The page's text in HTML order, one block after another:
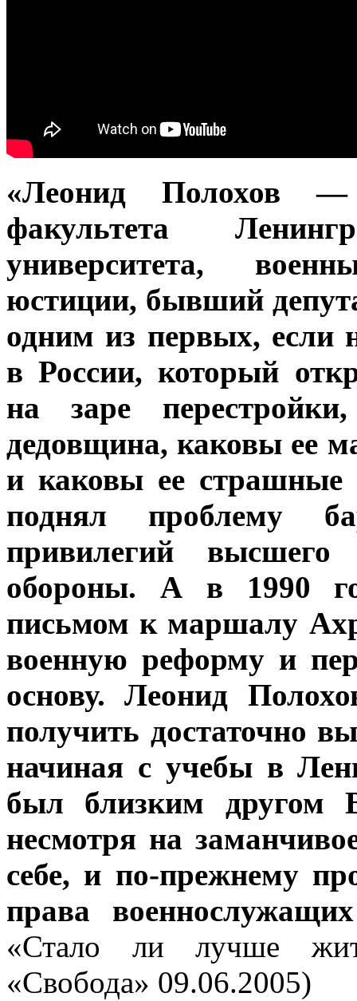
«Леонид Полохов —
факультета
университета,
юстиции, бывший
одним из первых, если
в России, который
на заре
дедовщина, каковы ее
и каковы ее страшные
поднял проблему
привилегий высшего
обороны. А в 1990
письмом к маршалу
военную реформу и
основу. Леонид
получить достаточно
начиная с учебы в
был близким другом
несмотря на
себе, и по-прежнему
права
«Стало ли лучше
«Свобода» 09.06.2005)